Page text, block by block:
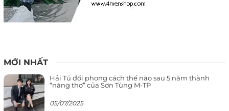
MỚI NHẤT
Hải Tú đổi phong cách thế nào sau 5 năm thành
“nàng thơ” của Sơn Tùng M-TP
05/07/2025